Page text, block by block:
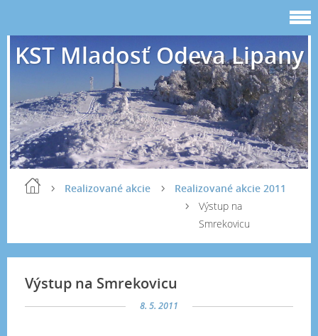
KST Mladosť Odeva Lipany
Realizované akcie
Realizované akcie 2011
Výstup na
Smrekovicu
Výstup na Smrekovicu
8. 5. 2011